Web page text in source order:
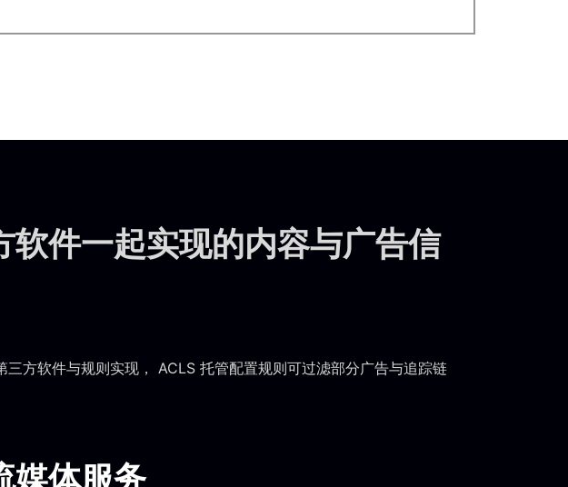
软件一起实现的内容与广告信
三方软件与规则实现， ACLS 托管配置规则可过滤部分广告与追踪链
媒体服务